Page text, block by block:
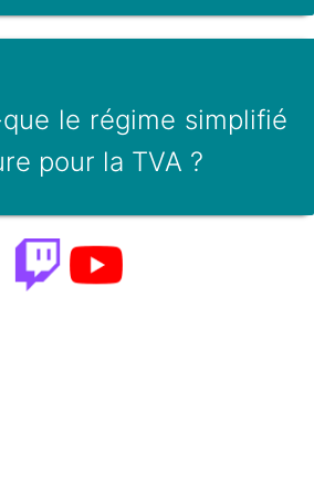
le régime simplifié
pour la TVA ?